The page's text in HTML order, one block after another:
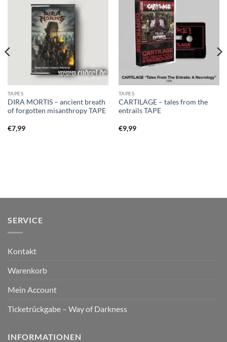
TAPES
DIRA MORTIS – ancient breath
of forgotten misanthropy TAPE
€7,99
TAPES
CARTILAGE – tales from the
entrails TAPE
€9,99
SERVICE
Kontakt
Warenkorb
Mein Account
Ticketrückgabe – Way of Darkness
INFORMATIONEN